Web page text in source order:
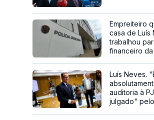
Empreiteiro
casa de Luís
trabalhou
financeiro da
Luís Neves.
auditoria à
julgado"